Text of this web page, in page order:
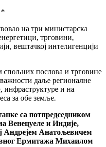
на три министарска
трговини,
вештачкој интелигенцији
спољних послова и трговине
даље регионалне
инфраструктуре и на
за обе земље.
са потпредседником
Венецуеле и Индије,
Андрејем Анатољевичем
Ермитажа Михаилом